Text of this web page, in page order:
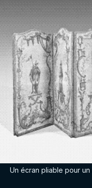
Un écran pliable pour un